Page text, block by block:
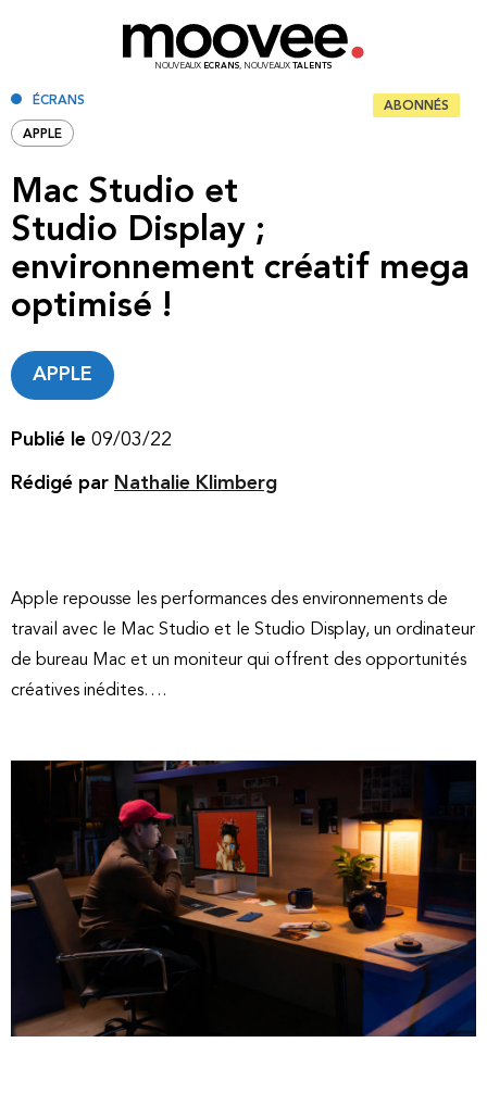
NOUVEAUX ECRANS, NOUVEAUX TALENTS
ÉCRANS ABONNÉS
APPLE
Mac Studio et
Studio Display ;
environnement créatif mega
optimisé !
APPLE
Publié le 09/03/22
Rédigé par Nathalie Klimberg
Apple repousse les performances des environnements de
travail avec le Mac Studio et le Studio Display, un ordinateur
de bureau Mac et un moniteur qui offrent des opportunités
créatives inédites….